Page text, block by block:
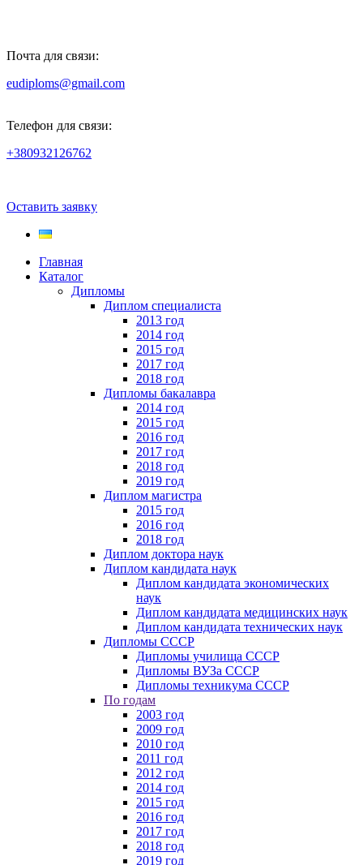
Почта для связи:
eudiploms@gmail.com
Телефон для связи:
+380932126762
Оставить заявку
Главная
Каталог
Дипломы
Диплом специалиста
2013 год
2014 год
2015 год
2017 год
2018 год
Дипломы бакалавра
2014 год
2015 год
2016 год
2017 год
2018 год
2019 год
Диплом магистра
2015 год
2016 год
2018 год
Диплом доктора наук
Диплом кандидата наук
Диплом кандидата экономических
наук
Диплом кандидата медицинских наук
Диплом кандидата технических наук
Дипломы СССР
Дипломы училища СССР
Дипломы ВУЗа СССР
Дипломы техникума СССР
По годам
2003 год
2009 год
2010 год
2011 год
2012 год
2014 год
2015 год
2016 год
2017 год
2018 год
2019 год